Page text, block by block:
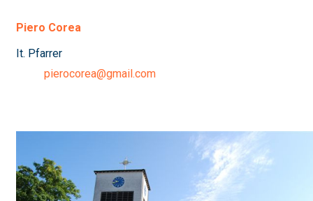
Piero Corea
It. Pfarrer
pierocorea@gmail.com